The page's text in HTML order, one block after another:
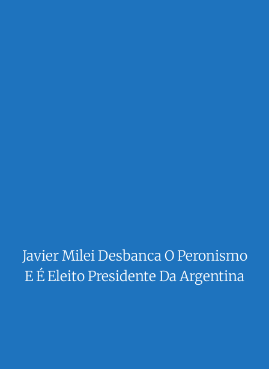
Javier Milei Desbanca O Peronismo
E É Eleito Presidente Da Argentina